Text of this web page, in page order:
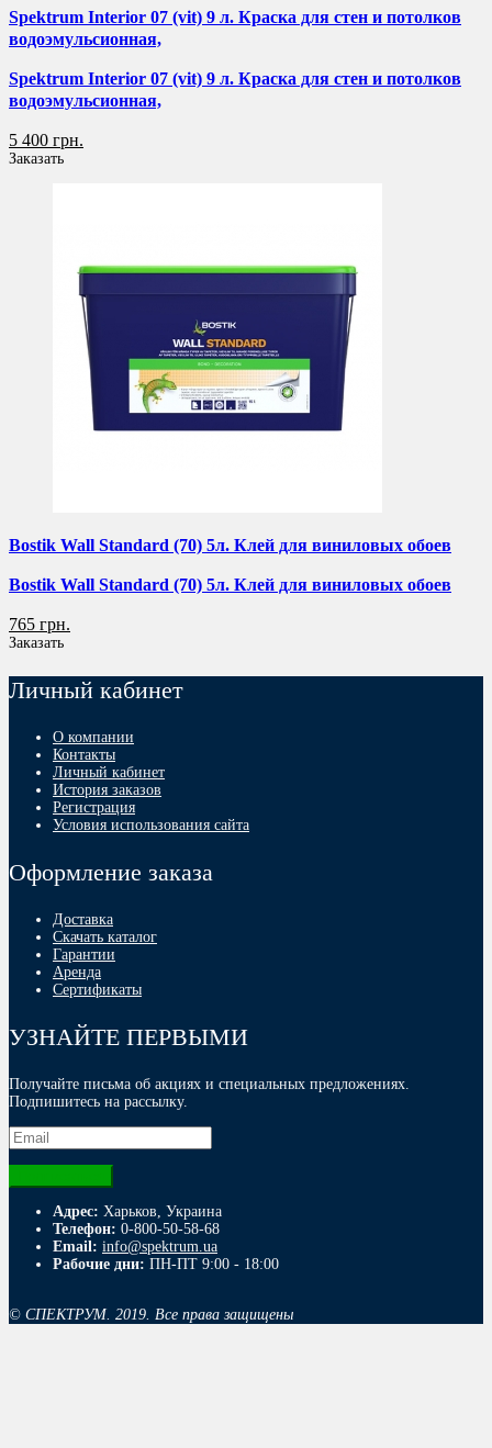
Spektrum Interior 07 (vit) 9 л. Краска для стен и потолков
водоэмульсионная,
Spektrum Interior 07 (vit) 9 л. Краска для стен и потолков
водоэмульсионная,
5 400 грн.
Заказать
Bostik Wall Standard (70) 5л. Клей для виниловых обоев
Bostik Wall Standard (70) 5л. Клей для виниловых обоев
765 грн.
Заказать
Личный кабинет
О компании
Контакты
Личный кабинет
История заказов
Регистрация
Условия использования сайта
Оформление заказа
Доставка
Скачать каталог
Гарантии
Аренда
Сертификаты
УЗНАЙТЕ ПЕРВЫМИ
Получайте письма об акциях и специальных предложениях.
Подпишитесь на рассылку.
Адрес: Харьков, Украина
Телефон: 0-800-50-58-68
Email: info@spektrum.ua
Рабочие дни: ПН-ПТ 9:00 - 18:00
© СПЕКТРУМ. 2019. Все права защищены